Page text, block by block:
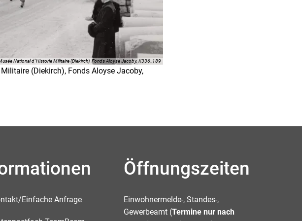
National d´Historie Militaire (Diekirch), Fonds Aloyse Jacoby, K336_189
(Diekirch), Fonds Aloyse Jacoby,
Einfache Anfrage
Öffnungszeiten
Einwohnermelde-, Standes-,
Gewerbeamt (Termine nur nach